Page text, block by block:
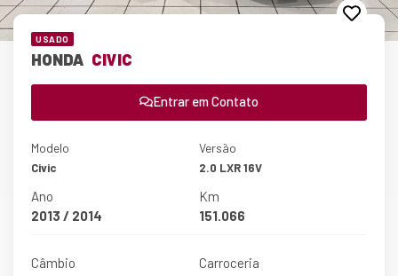
USADO
HONDA CIVIC
Entrar em Contato
Modelo
Civic
Versão
2.0 LXR 16V
Ano
2013 / 2014
Km
151.066
Câmbio
Carroceria